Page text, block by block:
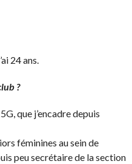
24 ans.
?
que j’encadre depuis
féminines au sein de
peu secrétaire de la section